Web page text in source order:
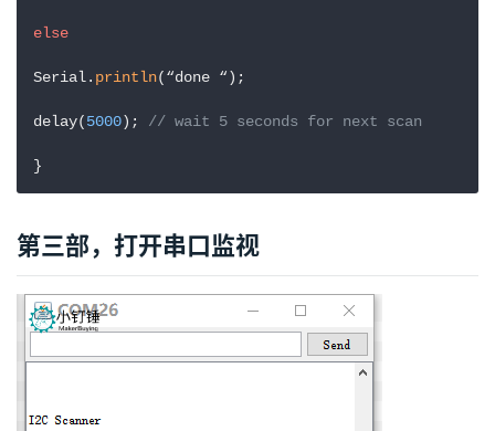
else
Serial. println(“done “);
delay(5000); // wait 5 seconds for next scan
}
第三部，打开串口监视